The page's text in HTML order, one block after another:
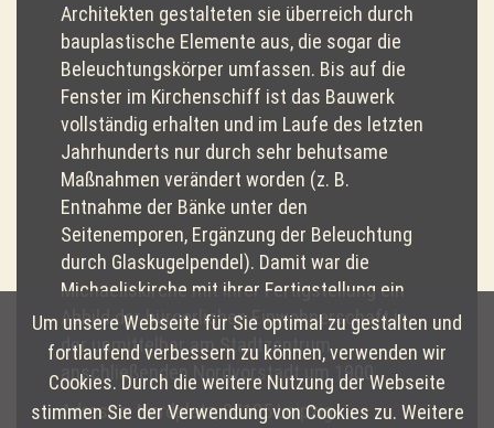
Architekten gestalteten sie überreich durch
bauplastische Elemente aus, die sogar die
Beleuchtungskörper umfassen. Bis auf die
Fenster im Kirchenschiff ist das Bauwerk
vollständig erhalten und im Laufe des letzten
Jahrhunderts nur durch sehr behutsame
Maßnahmen verändert worden (z. B.
Entnahme der Bänke unter den
Seitenemporen, Ergänzung der Beleuchtung
durch Glaskugelpendel). Damit war die
Michaeliskirche mit ihrer Fertigstellung ein
Abbild der bürgerlichen Einwohnerschaft in
der unmittelbar am Stadtzentrum
anschließenden Nordvorstadt um 1900.
Adresse: Nordplatz, 04105 Leipzig
Um unsere Webseite für Sie optimal zu gestalten und
fortlaufend verbessern zu können, verwenden wir
Cookies. Durch die weitere Nutzung der Webseite
stimmen Sie der Verwendung von Cookies zu. Weitere